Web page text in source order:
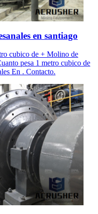
en santiago
cubico de + Molino de
pesa 1 metro cubico de
En . Contacto.